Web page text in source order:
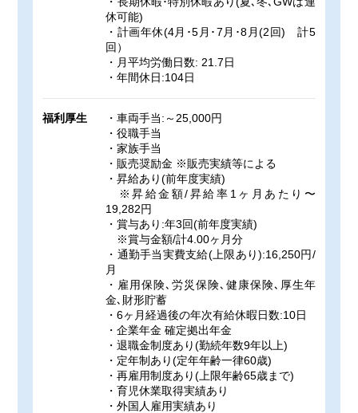
休可能)
・計画年休(4月･5月･7月･8月(2回) 計5
回）
・月平均労働日数: 21.7日
・年間休日:104日
福利厚生
・車両手当:～25,000円
・役職手当
・家族手当
・販売奨励金 ※販売実績等による
・昇給あり(前年度実績)
※昇給金額/昇給率1ヶ月あたり〜
19,282円
・賞与あり:年3回(前年度実績)
※賞与金額/計4.00ヶ月分
・通勤手当実費支給(上限あり):16,250円/
月
・雇用保険､労災保険､健康保険､厚生年
金､財形貯蓄
・6ヶ月経過後の年次有給休暇日数:10日
・企業年金 確定拠出年金
・退職金制度あり(勤続年数9年以上)
・定年制あり(定年年齢一律60歳)
・再雇用制度あり(上限年齢65歳まで)
・育児休業取得実績あり
・外国人雇用実績あり